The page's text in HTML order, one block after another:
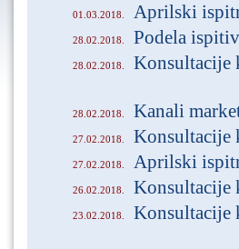
01.03.2018. Aprilski
28.02.2018. Podela
28.02.2018. Konsultacije
28.02.2018. Kanali
27.02.2018. Konsultacije
27.02.2018. Aprilski
26.02.2018. Konsultacije
23.02.2018. Konsultacije